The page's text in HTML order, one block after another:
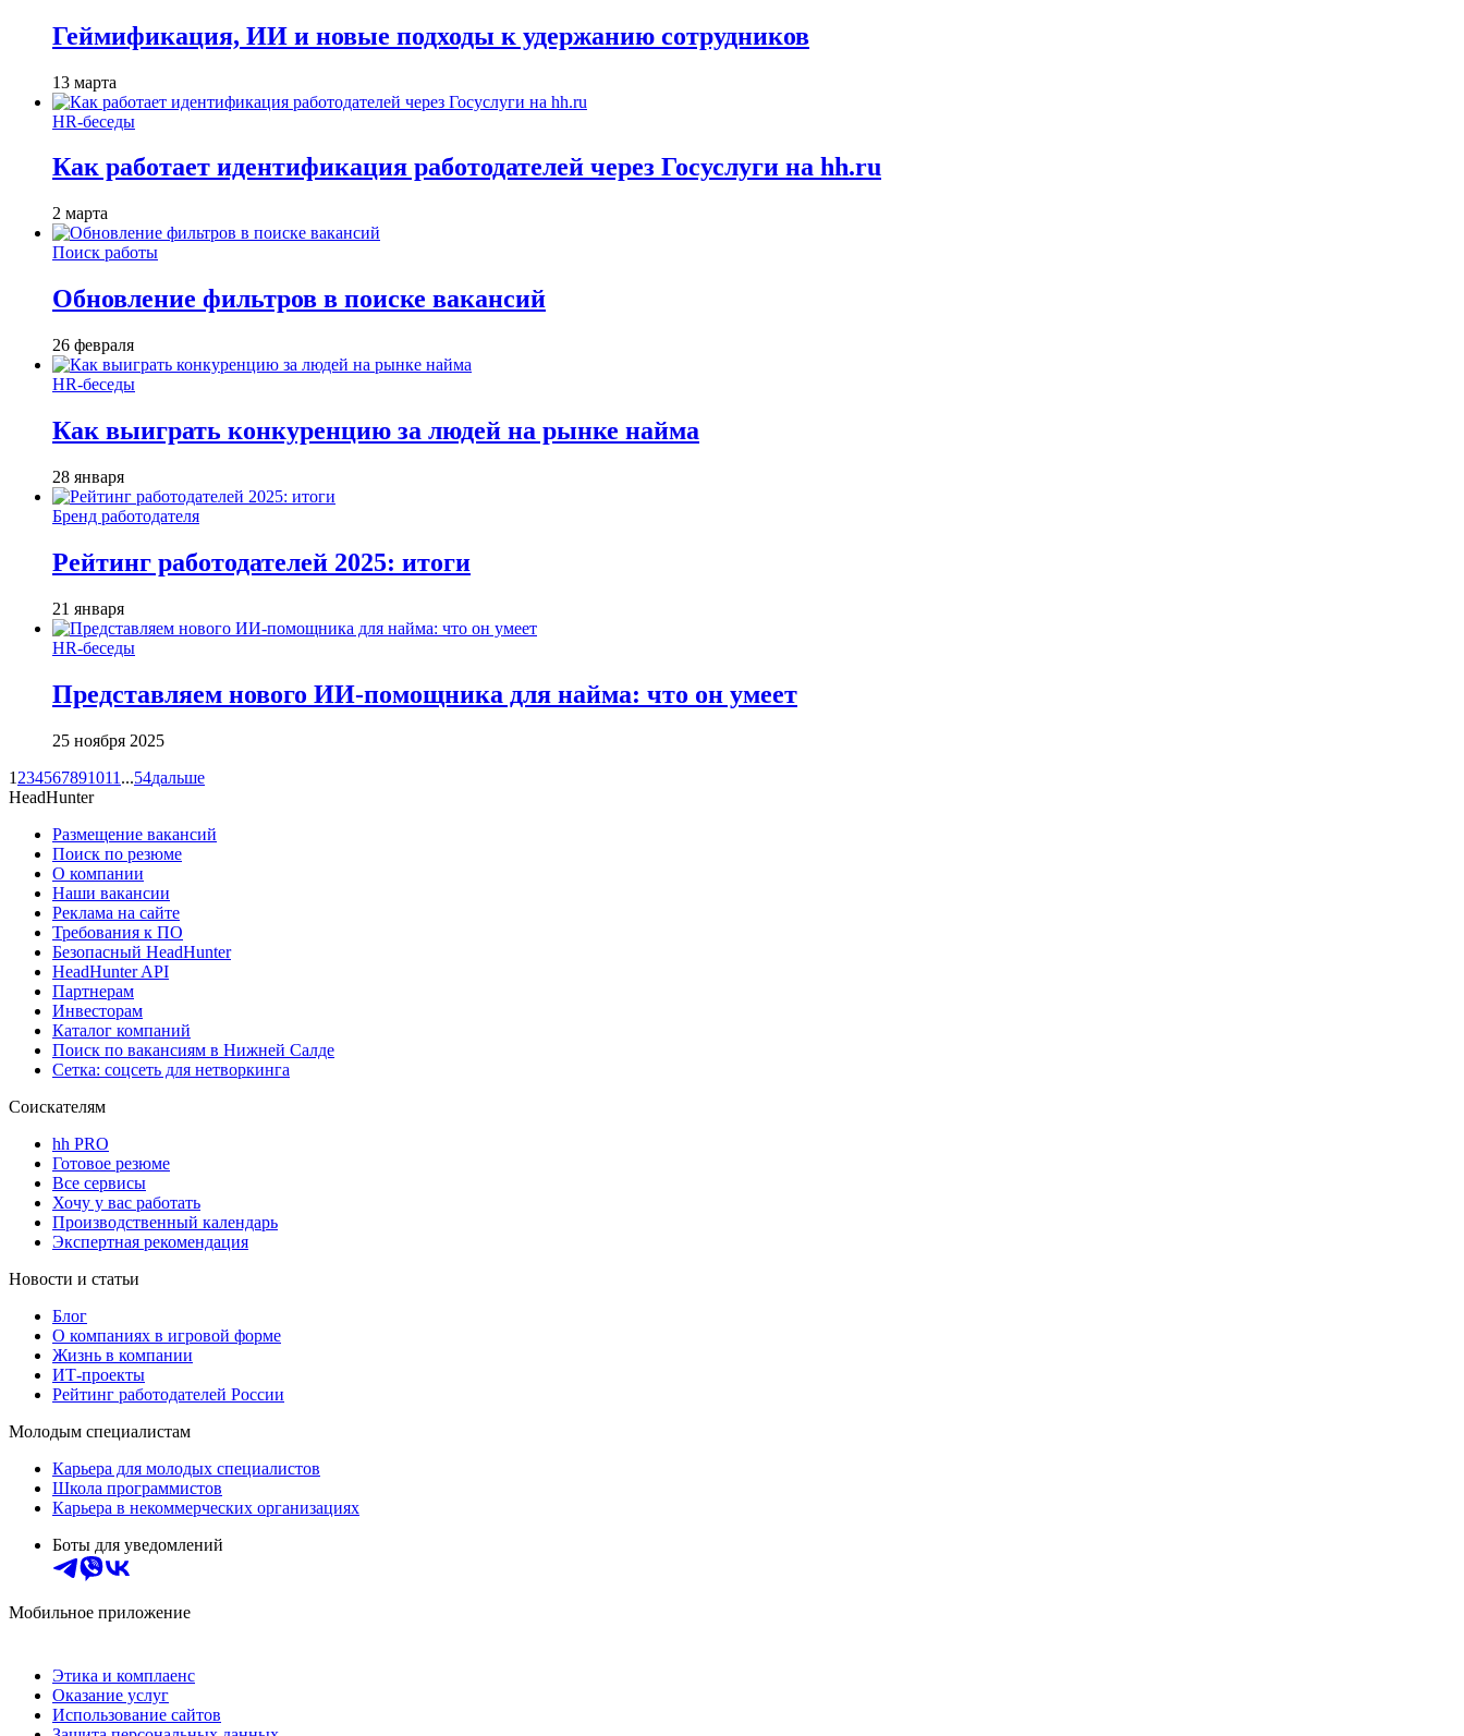
Геймификация, ИИ и новые подходы к удержанию сотрудников
13 марта
HR-беседы
Как работает идентификация работодателей через Госуслуги на hh.ru
2 марта
Поиск работы
Обновление фильтров в поиске вакансий
26 февраля
HR-беседы
Как выиграть конкуренцию за людей на рынке найма
28 января
Бренд работодателя
Рейтинг работодателей 2025: итоги
21 января
HR-беседы
Представляем нового ИИ-помощника для найма: что он умеет
25 ноября 2025
1 234567891011 ...54дальше
HeadHunter
Размещение вакансий
Поиск по резюме
О компании
Наши вакансии
Реклама на сайте
Требования к ПО
Безопасный HeadHunter
HeadHunter API
Партнерам
Инвесторам
Каталог компаний
Поиск по вакансиям в Нижней Салде
Сетка: соцсеть для нетворкинга
Соискателям
hh PRO
Готовое резюме
Все сервисы
Хочу у вас работать
Производственный календарь
Экспертная рекомендация
Новости и статьи
Блог
О компаниях в игровой форме
Жизнь в компании
ИТ-проекты
Рейтинг работодателей России
Молодым специалистам
Карьера для молодых специалистов
Школа программистов
Карьера в некоммерческих организациях
Боты для уведомлений
Мобильное приложение
Этика и комплаенс
Оказание услуг
Использование сайтов